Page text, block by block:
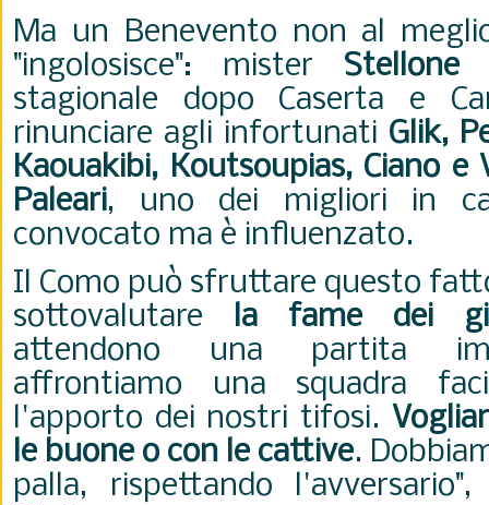
Ma un Benevento non al
"ingolosisce": mister Stellone-
stagionale dopo Caserta e
rinunciare agli infortunati Glik,
Kaouakibi, Koutsoupias, Ciano e
Paleari, uno dei migliori in
convocato ma è influenzato.
Il Como può sfruttare questo
sottovalutare la fame dei
attendono una partita
affrontiamo una squadra
l'apporto dei nostri tifosi.
le buone o con le cattive.
palla, rispettando